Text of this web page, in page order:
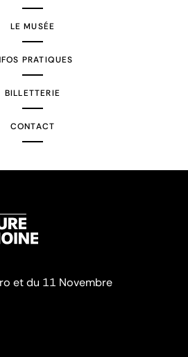
LE MUSÉE
PRATIQUES
BILLETTERIE
CONTACT
et du 11 Novembre